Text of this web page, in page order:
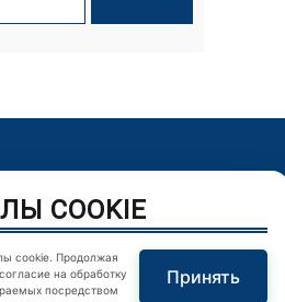
д. 1. Телефон: (4862) 43-25-54
материалов сайта возможно
гиперссылки
COOKIE
cookie. Продолжая
на обработку
посредством
Принять